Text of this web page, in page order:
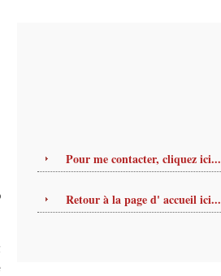
Pour me contacter, cliquez ici...
Retour à la page d' accueil ici...